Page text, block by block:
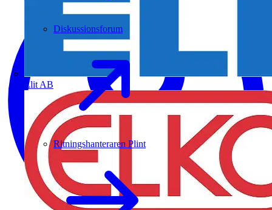
Elit AB
Diskussionsforum
Ritningshanteraren Plint